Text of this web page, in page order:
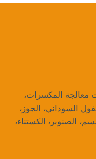
معالجة المكسرات،
السوداني، الجوز،
الصنوبر، الكستناء،